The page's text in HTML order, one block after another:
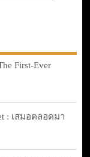
First-Ever
: เสมอตลอดมา